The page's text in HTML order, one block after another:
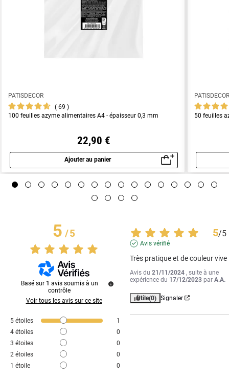
PATISDECOR
69
100 feuilles azyme alimentaires A4 - épaisseur 0,3 mm
22,90 €
Ajouter au panier
Aperçu rapide
50 feuilles
5/5
Basé sur 1 avis soumis à un
contrôle
Voir tous les avis sur ce site
5 étoiles
1
4 étoiles
0
3 étoiles
0
2 étoiles
0
1 étoile 0
5/5
Avis vérifié
Très pratique et de couleur vive
Avis du21/11/2024 , suite à une
expérience du 17/12/2023 parA.A.
Utile(0) Signaler